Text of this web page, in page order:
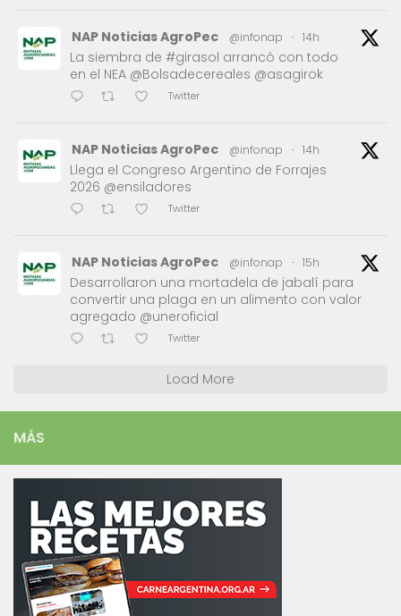
NAP Noticias AgroPec @infonap · 14h
La siembra de #girasol arrancó con todo
en el NEA @Bolsadecereales @asagirok
Twitter
NAP Noticias AgroPec @infonap · 14h
Llega el Congreso Argentino de Forrajes
2026 @ensiladores
Twitter
NAP Noticias AgroPec @infonap · 15h
Desarrollaron una mortadela de jabalí para
convertir una plaga en un alimento con valor
agregado @uneroficial
Twitter
Load More
MÁS